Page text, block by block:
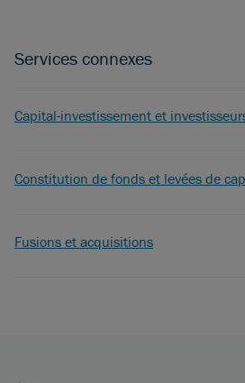
Services connexes
Capital-investissement et
Constitution de fonds et levées de
Fusions et acquisitions